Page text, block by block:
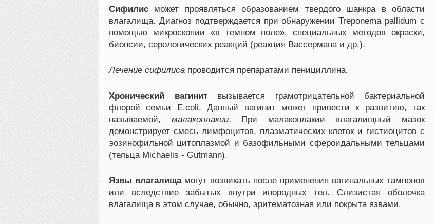
Сифилис может проявляться образованием твердого шанкра в области
влагалища. Диагноз подтверждается при обнаружении Treponema pallidum с
помощью микроскопии «в темном поле», специальных методов окраски,
биопсии, серологических реакций (реакция Вассермана и др.).
Лечение сифилиса проводится препаратами пенициллина.
Хронический вагинитвызывается грамотрицательной бактериальной
флорой семьи E.coli. Данный вагинит может привести к развитию, так
называемой, малакоплакии. При малакоплакии влагалищный мазок
демонстрирует смесь лимфоцитов, плазматических клеток и гистиоцитов с
эозинофильной цитоплазмой и базофильными сфероидальными тельцами
(тельца Michaelis - Gutmann).
Язвы влагалищамогут возникать после применения вагинальных тампонов
или вследствие забытых внутри инородных тел. Слизистая оболочка
влагалища в этом случае, обычно, эритематозная или покрыта язвами.